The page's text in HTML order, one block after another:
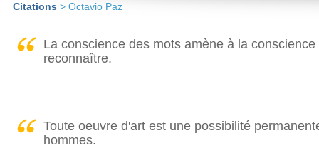
Citations > Octavio Paz
La conscience des mots amène à la
reconnaître.
Toute oeuvre d'art est une possibilité
hommes.